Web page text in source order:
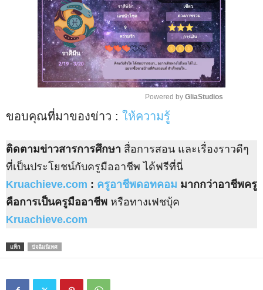
e
Powered by GliaStudios
ขอบคุณที่มาของข่าว : ให้ความรู้
ติดตามข่าวสารการศึกษา สื่อการสอน และเรื่องราวดีๆ
ที่เป็นประโยชน์กับครูมืออาชีพ ได้ฟรีที่นี่
Kruachieve.com : ครูอาชีพดอทคอม มากกว่าอาชีพครู
คือการเป็นครูมืออาชีพ หรือทางเฟชบุ้ค
Kruachieve.com
แท็ก ปัจฉิมนิเทศ